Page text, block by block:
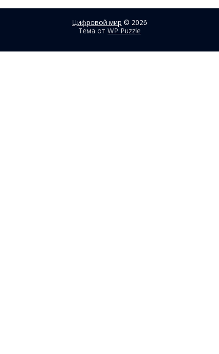
Цифровой мир © 2026
Тема от WP Puzzle